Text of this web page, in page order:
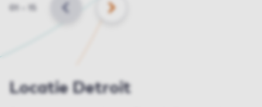
Slide
VORIGE VOLGENDE
Locatie Detroit